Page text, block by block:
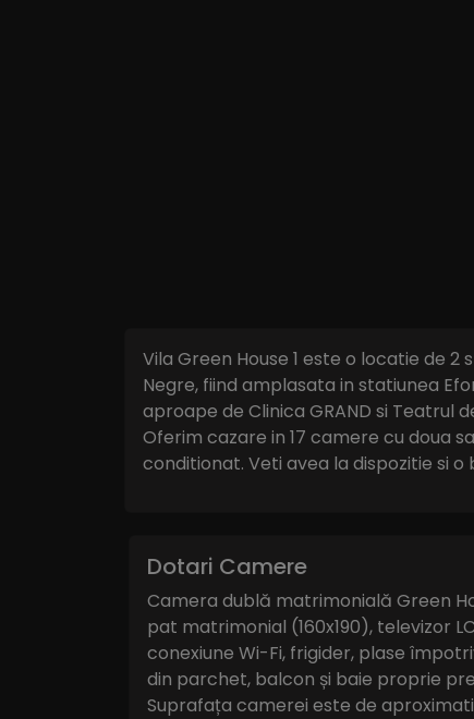
Vila Green House 1 este o locatie de
Negre, fiind amplasata in statiunea
aproape de Clinica GRAND si Teatrul
Oferim cazare in 17 camere cu doua
conditionat. Veti avea la dispozitie si
Dotari Camere
Camera dublă matrimonială Green
pat matrimonial (160x190), televizor
conexiune Wi-Fi, frigider, plase
din parchet, balcon și baie proprie
Suprafața camerei este de